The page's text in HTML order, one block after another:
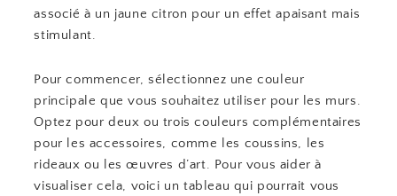
associé à un jaune citron pour un effet apaisant mais
stimulant.
Pour commencer, sélectionnez une couleur
principale que vous souhaitez utiliser pour les murs.
Optez pour deux ou trois couleurs complémentaires
pour les accessoires, comme les coussins, les
rideaux ou les œuvres d’art. Pour vous aider à
visualiser cela, voici un tableau qui pourrait vous